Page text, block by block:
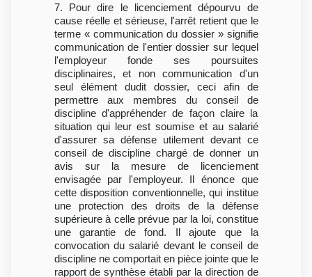
7. Pour dire le licenciement dépourvu de
cause réelle et sérieuse, l'arrêt retient que le
terme « communication du dossier » signifie
communication de l'entier dossier sur lequel
l'employeur fonde ses poursuites
disciplinaires, et non communication d'un
seul élément dudit dossier, ceci afin de
permettre aux membres du conseil de
discipline d'appréhender de façon claire la
situation qui leur est soumise et au salarié
d'assurer sa défense utilement devant ce
conseil de discipline chargé de donner un
avis sur la mesure de licenciement
envisagée par l'employeur. Il énonce que
cette disposition conventionnelle, qui institue
une protection des droits de la défense
supérieure à celle prévue par la loi, constitue
une garantie de fond. Il ajoute que la
convocation du salarié devant le conseil de
discipline ne comportait en pièce jointe que le
rapport de synthèse établi par la direction de